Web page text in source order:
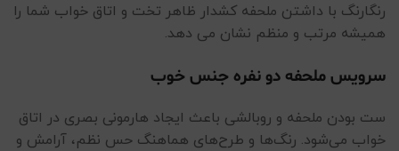
رنگارنگ با داشتن ملحفه کشدار ظاهر تخت و اتاق خواب شما را
همیشه مرتب و منظم نشان می دهد.
سرویس ملحفه دو نفره جنس خوب
ست بودن ملحفه و روبالشی باعث ایجاد هارمونی بصری در اتاق
خواب می‌شود. رنگ‌ها و طرح‌های هماهنگ حس نظم، آرامش و